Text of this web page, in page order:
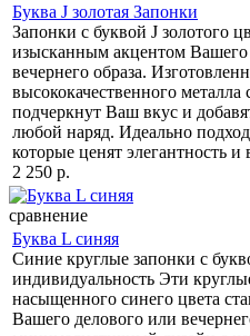
Буква J золотая Запонки
Запонки с буквой J золотого
изысканным акцентом Вашего
вечернего образа.
высококачественного металла
подчеркнут Ваш вкус и
любой наряд. Идеально
которые ценят элегантность
2 250 р.
сравнение
Буква L синяя
Синие круглые запонки с
индивидуальность Эти
насыщенного синего цвета
Вашего делового или